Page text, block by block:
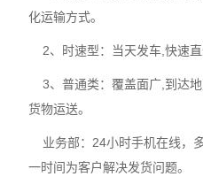
化运输方式。
2、时速型：当天发车,快速直
3、普通类：覆盖面广,到达
货物运送。
业务部：24小时手机在线，
一时间为客户解决发货问题。